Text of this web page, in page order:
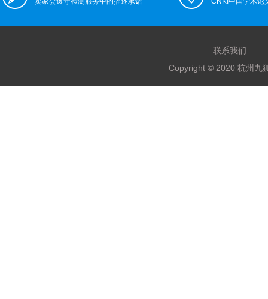
联系我们
Copyright © 2020 杭州九